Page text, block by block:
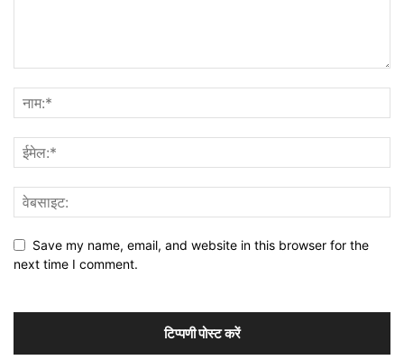
Save my name, email, and website in this browser for the
next time I comment.